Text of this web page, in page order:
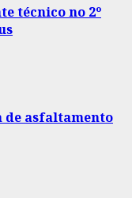
técnico no 2º
asfaltamento